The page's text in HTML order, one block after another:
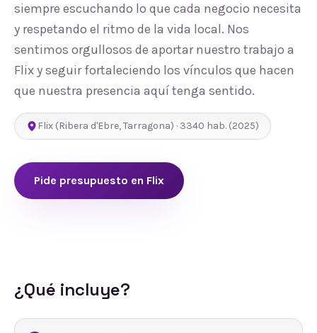
siempre escuchando lo que cada negocio necesita
y respetando el ritmo de la vida local. Nos
sentimos orgullosos de aportar nuestro trabajo a
Flix y seguir fortaleciendo los vínculos que hacen
que nuestra presencia aquí tenga sentido.
Flix (Ribera d'Ebre,Tarragona) · 3340 hab. (2025)
Pide presupuesto en Flix
¿Qué incluye?